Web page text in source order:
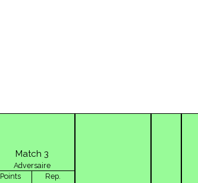
Match 3
Adversaire
Points
Rep.